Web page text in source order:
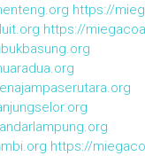
https://
https://
https://